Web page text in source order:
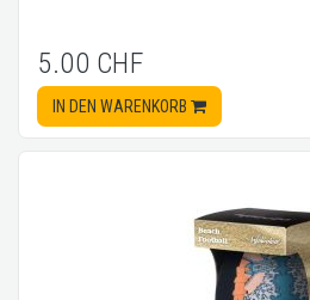
5.00 CHF
IN DEN WARENKORB